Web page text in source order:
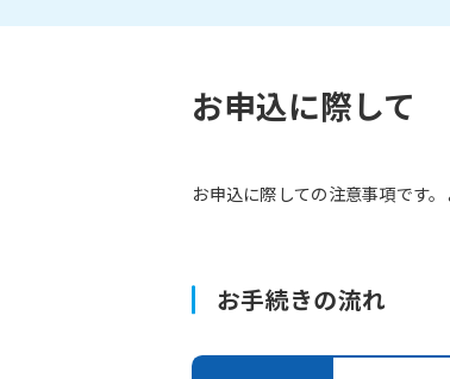
お申込に際して
お申込に際しての注意事項です
お手続きの流れ